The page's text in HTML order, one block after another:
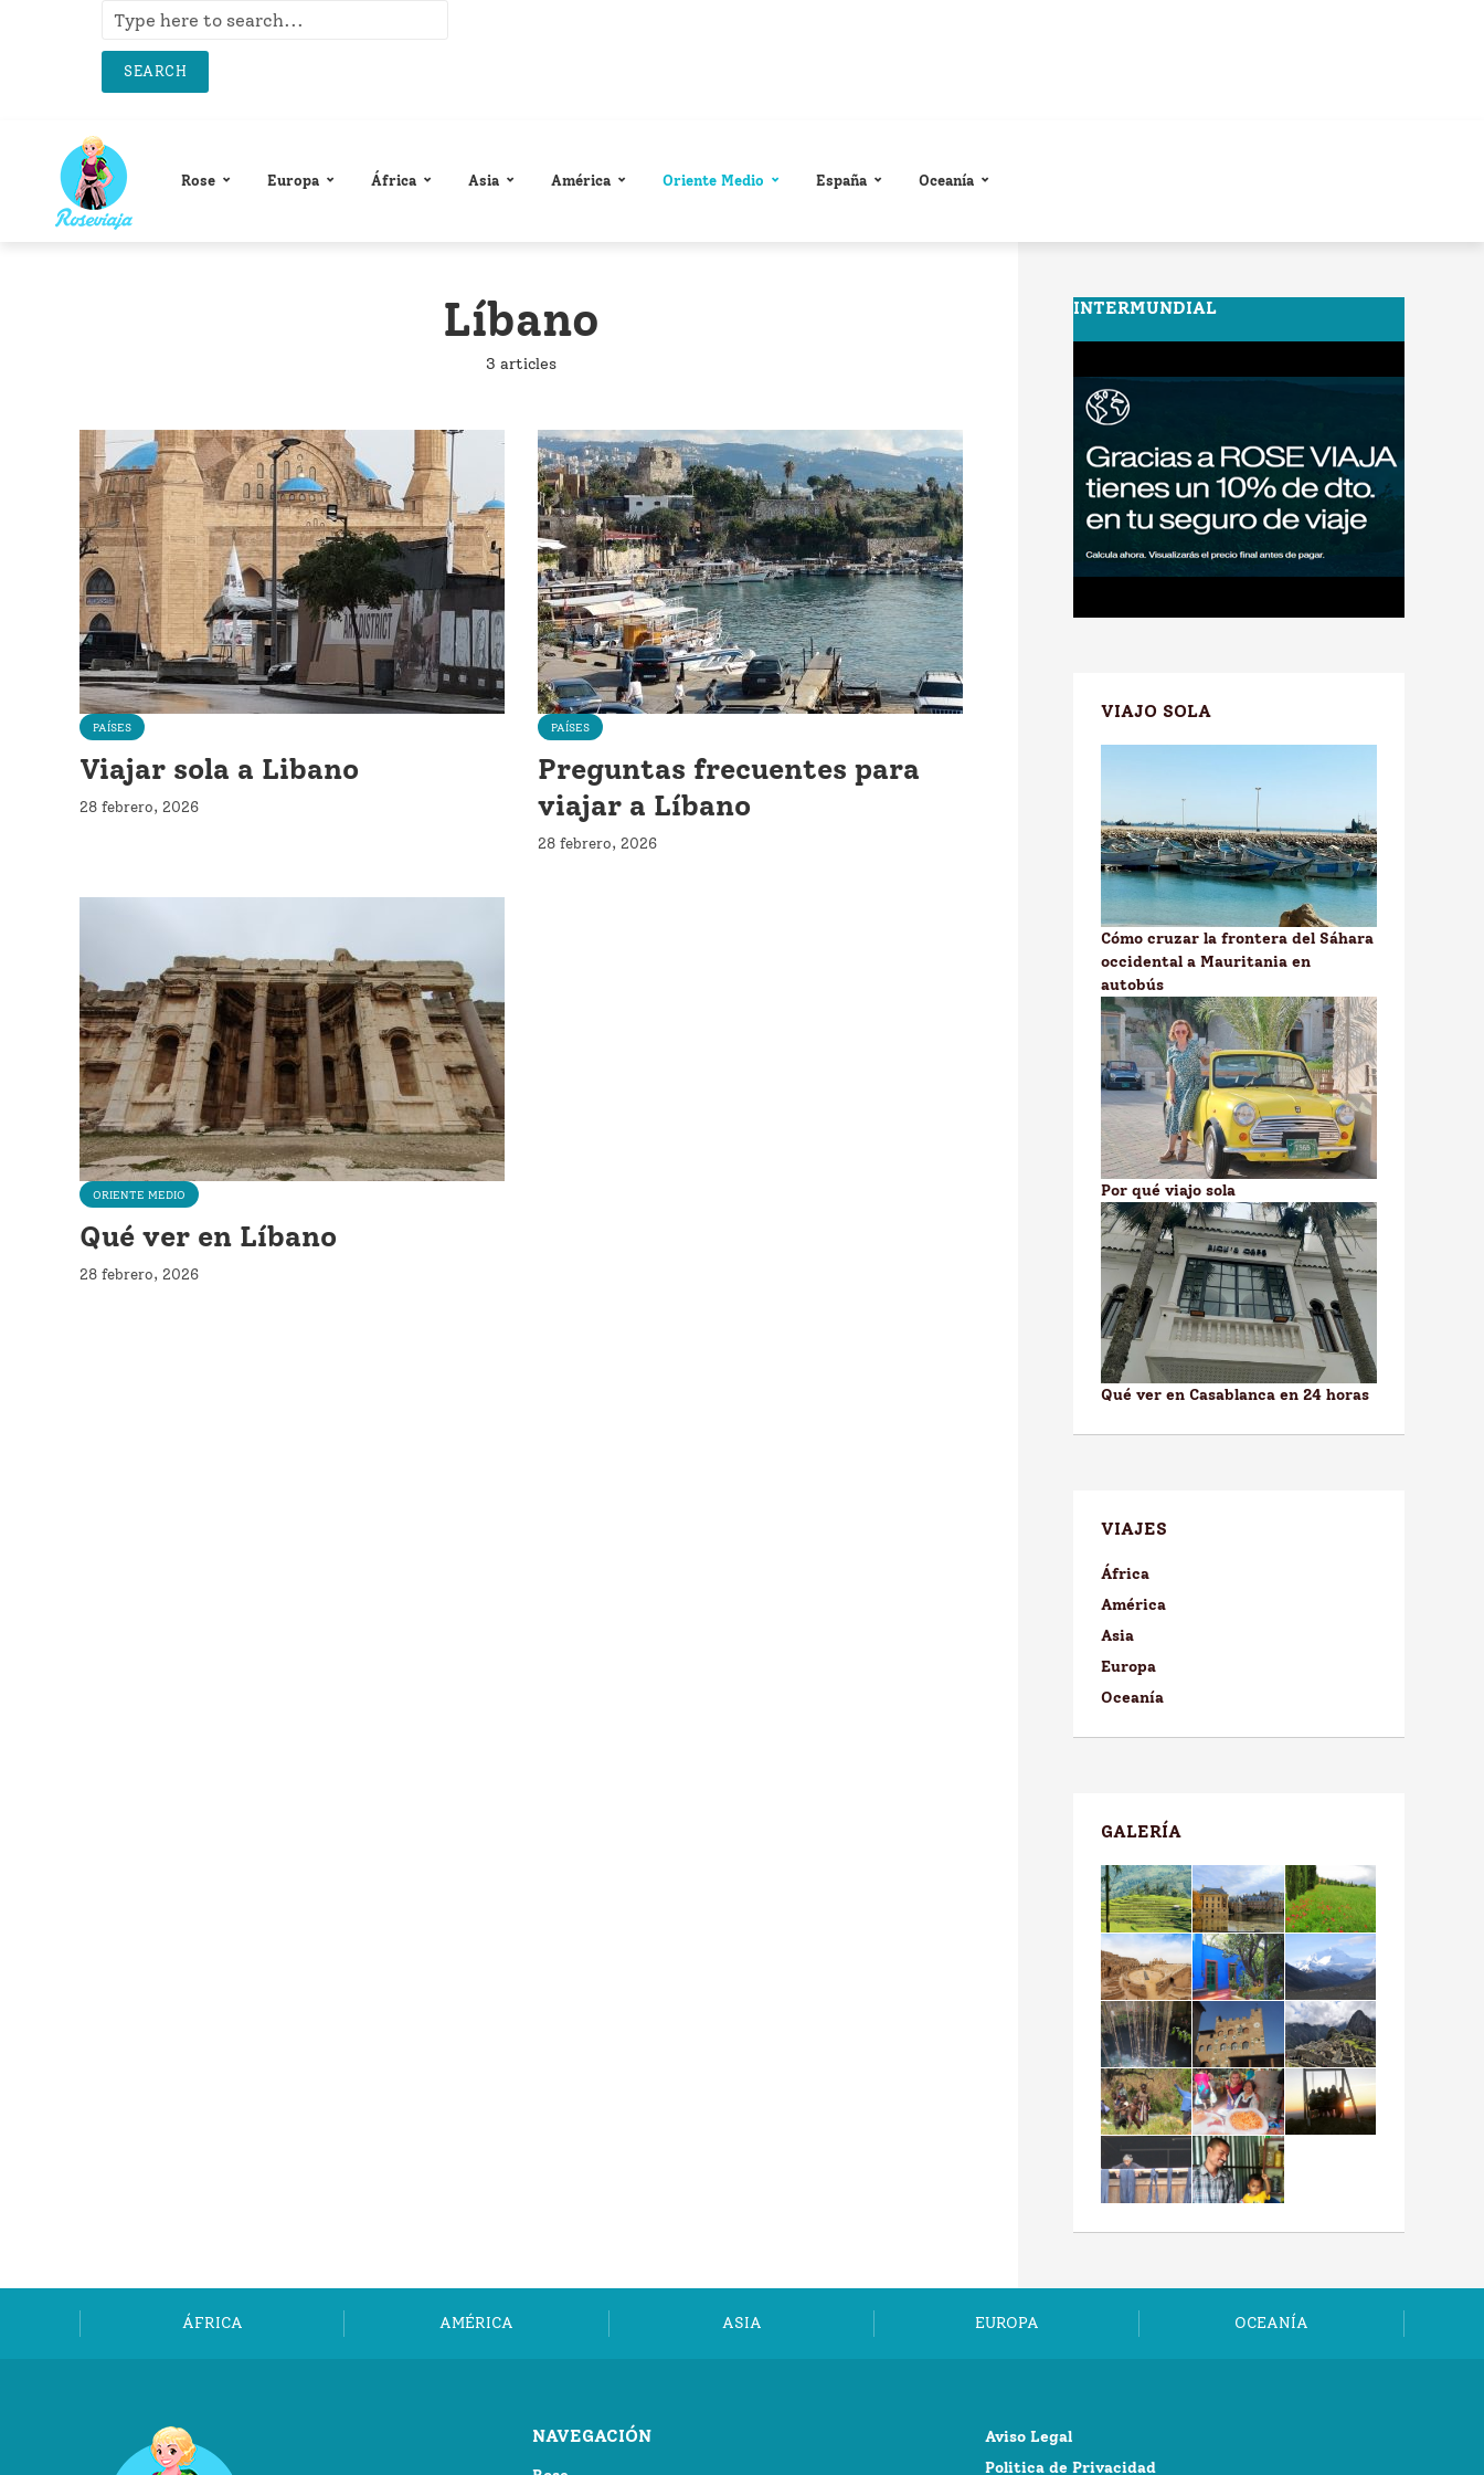
SEARCH
Rose Europa África Asia América Oriente Medio España Oceanía
Líbano
3 articles
PAÍSES
Viajar sola a Libano
28 febrero, 2026
PAÍSES
Preguntas frecuentes para
viajar a Líbano
28 febrero, 2026
ORIENTE MEDIO
Qué ver en Líbano
28 febrero, 2026
INTERMUNDIAL
VIAJO SOLA
Cómo cruzar la frontera del Sáhara
occidental a Mauritania en
autobús
Por qué viajo sola
Qué ver en Casablanca en 24 horas
VIAJES
África
América
Asia
Europa
Oceanía
GALERÍA
ÁFRICA AMÉRICA ASIA EUROPA OCEANÍA
NAVEGACIÓN
Aviso Legal
Politica de Privacidad